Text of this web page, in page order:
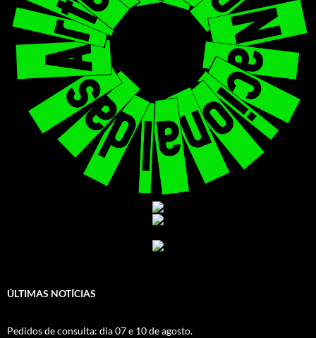
ÚLTIMAS NOTÍCIAS
Pedidos de consulta: dia 07 e 10 de agosto.